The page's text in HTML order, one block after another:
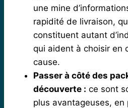
une mine
rapidité de livraison,
constituent autant
qui aident à choisir en
cause.
Passer à côté des
découverte : ce sont
plus avantageuses,